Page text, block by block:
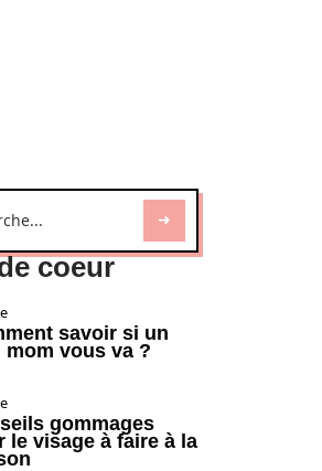
coeur
savoir si un
mom vous va ?
gommages
le visage à faire à la